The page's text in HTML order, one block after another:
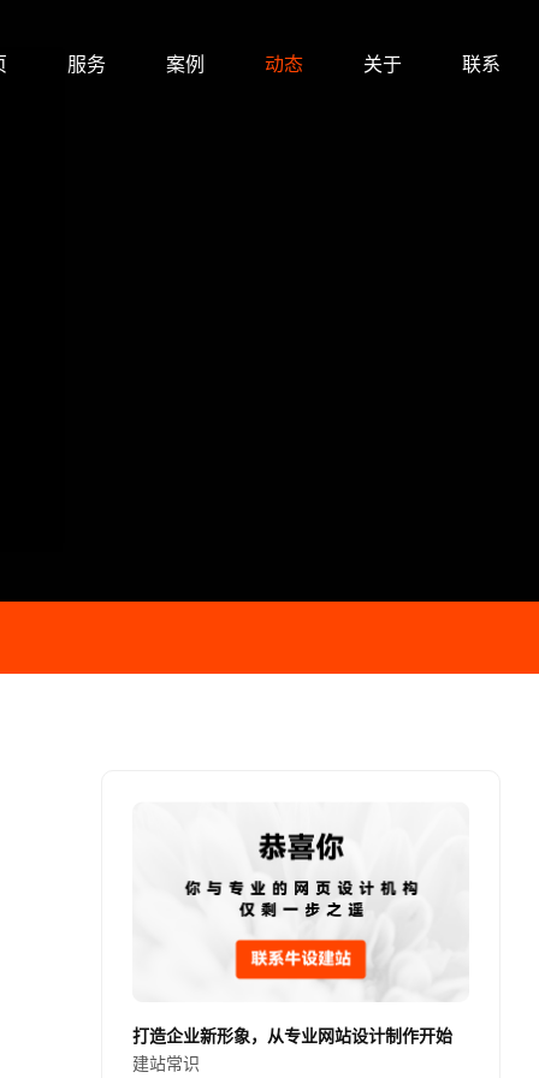
服务 案例 动态 关于 联系
打造企业新形象，从专业网站设计制作开始
建站常识